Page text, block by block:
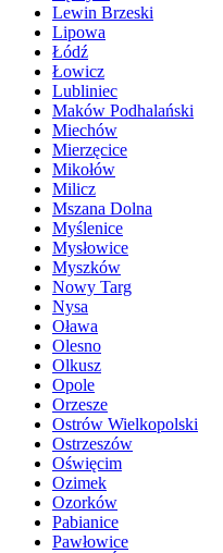
Lewin Brzeski
Lipowa
Łódź
Łowicz
Lubliniec
Maków Podhalański
Miechów
Mierzęcice
Mikołów
Milicz
Mszana Dolna
Myślenice
Mysłowice
Myszków
Nowy Targ
Nysa
Oława
Olesno
Olkusz
Opole
Orzesze
Ostrów Wielkopolski
Ostrzeszów
Oświęcim
Ozimek
Ozorków
Pabianice
Pawłowice